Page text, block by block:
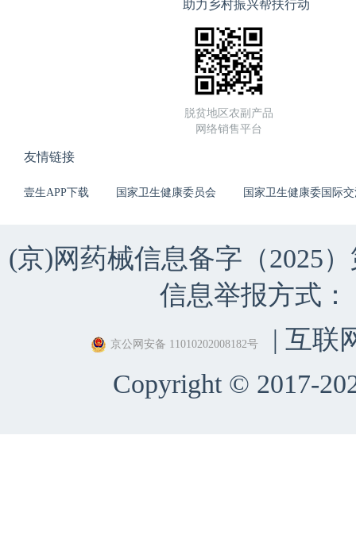
助力乡村振兴帮扶行动
脱贫地区农副产品
网络销售平台
友情链接
壹生APP下载 国家卫生健康委员会 国家卫生健康委国际
(京)网药械信息备字（2025
信息举报方式：
京公网安备 11010202008182号
| 互联
Copyright © 2017-